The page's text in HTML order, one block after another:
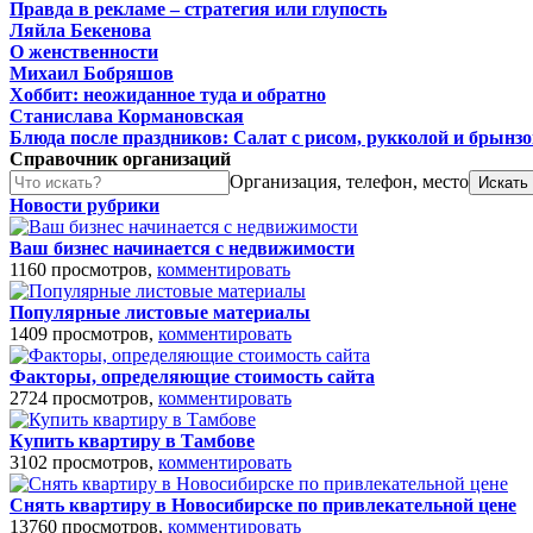
Правда в рекламе – стратегия или глупость
Ляйла Бекенова
О женственности
Михаил Бобряшов
Хоббит: неожиданное туда и обратно
Станислава Кормановская
Блюда после праздников: Салат с рисом, рукколой и
Справочник организаций
Организация, телефон, место
Новости рубрики
Ваш бизнес начинается с недвижимости
1160 просмотров, комментировать
Популярные листовые материалы
1409 просмотров, комментировать
Факторы, определяющие стоимость сайта
2724 просмотров, комментировать
Купить квартиру в Тамбове
3102 просмотров, комментировать
Снять квартиру в Новосибирске по привлекательной цене
13760 просмотров, комментировать